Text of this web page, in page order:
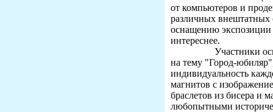
от компьютеров и
различных внештатных
оснащению экспозиции
интереснее.
Участники
на тему "Город-
индивидуальность
магнитов с
браслетов из бисера и
любопытными